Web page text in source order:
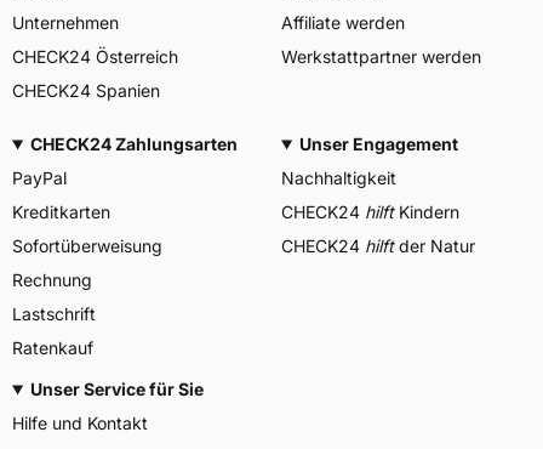
Unternehmen
CHECK24 Österreich
CHECK24 Spanien
Affiliate werden
Werkstattpartner werden
CHECK24 Zahlungsarten
PayPal
Kreditkarten
Sofortüberweisung
Rechnung
Lastschrift
Ratenkauf
Unser Engagement
Nachhaltigkeit
CHECK24 hilftKindern
CHECK24 hilftder Natur
Unser Service für Sie
Hilfe und Kontakt